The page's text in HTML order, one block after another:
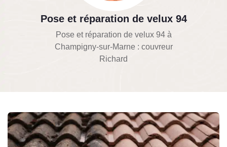
Pose et réparation de velux 94
Pose et réparation de velux 94 à
Champigny-sur-Marne : couvreur
Richard